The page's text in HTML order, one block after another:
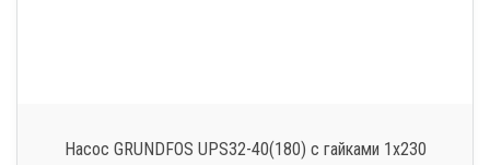
Насос GRUNDFOS UPS32-40(180) c гайками 1х230